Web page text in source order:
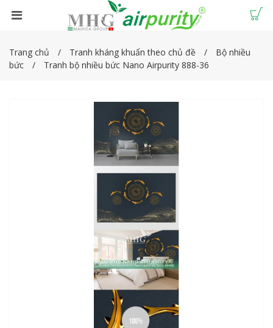
Trang chủ Tranh kháng khuẩn theo chủ đề
Bộ nhiều
bức
Tranh bộ nhiều bức Nano Airpurity 888-36